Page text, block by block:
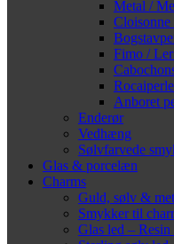
Metal /
Cloisonne
Fimo /
Anboret
Enderør
Vedhæng
Sølvfarvede
Glas & porcelæn
Charms
Guld, sølv &
Smykker til
Glas led – Resin